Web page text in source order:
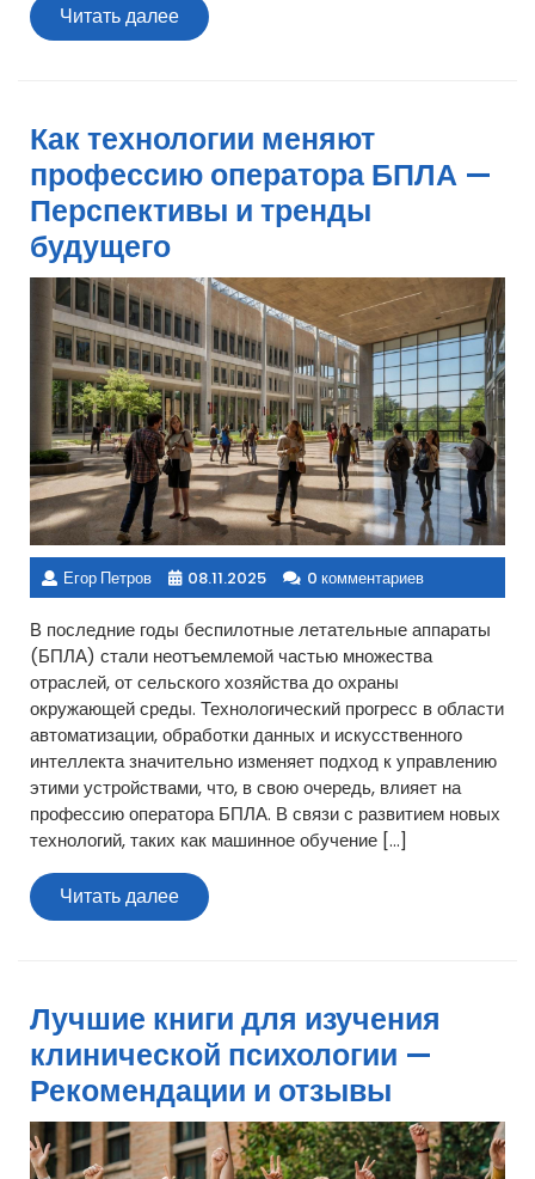
Читать далееЧитать
далее
Как технологии меняют
профессию оператора БПЛА —
Перспективы и тренды
будущего
Егор Петров 08.11.2025 0 комментариев
В последние годы беспилотные летательные аппараты
(БПЛА) стали неотъемлемой частью множества
отраслей, от сельского хозяйства до охраны
окружающей среды. Технологический прогресс в области
автоматизации, обработки данных и искусственного
интеллекта значительно изменяет подход к управлению
этими устройствами, что, в свою очередь, влияет на
профессию оператора БПЛА. В связи с развитием новых
технологий, таких как машинное обучение […]
Читать далееЧитать
далее
Лучшие книги для изучения
клинической психологии —
Рекомендации и отзывы